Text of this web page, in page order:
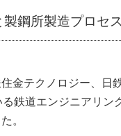
鋼所製造プロセ
金テクノロジー、日
鉄道エンジニアリン
。